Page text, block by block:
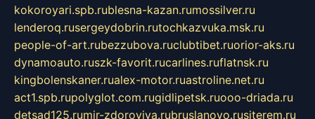
kokoroyari.spb.rublesna-kazan.rumossilver.ru
lenderoq.rusergeydobrin.rutochkazvuka.msk.ru
people-of-art.rubezzubova.ruclubtibet.ruorior-aks.ru
dynamoauto.ruszk-favorit.rucarlines.ruflatnsk.ru
kingbolenskaner.rualex-motor.ruastroline.net.ru
act1.spb.rupolyglot.com.rugidlipetsk.ruooo-driada.ru
detsad125.rumir-zdoroviya.rubruslanovo.rusiterem.ru